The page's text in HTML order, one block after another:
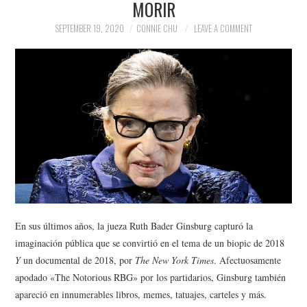
MORIR
SEPTEMBER 19, 2020 CONNIE CHU LEAVE A COMMENT
En sus últimos años, la jueza Ruth Bader Ginsburg capturó la
imaginación pública que se convirtió en el tema de un biopic de 2018
Yun documental de 2018, por The New York Times. Afectuosamente
apodado «The Notorious RBG» por los partidarios, Ginsburg también
apareció en innumerables libros, memes, tatuajes, carteles y más.